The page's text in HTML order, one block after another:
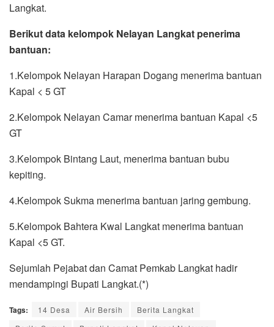
Langkat.
Berikut data kelompok Nelayan Langkat penerima
bantuan:
1.Kelompok Nelayan Harapan Dogang menerima bantuan
Kapal < 5 GT
2.Kelompok Nelayan Camar menerima bantuan Kapal <5
GT
3.Kelompok Bintang Laut, menerima bantuan bubu
kepiting.
4.Kelompok Sukma menerima bantuan jaring gembung.
5.Kelompok Bahtera Kwal Langkat menerima bantuan
Kapal <5 GT.
Sejumlah Pejabat dan Camat Pemkab Langkat hadir
mendampingi Bupati Langkat.(*)
Tags: 14 Desa Air Bersih
Berita Langkat